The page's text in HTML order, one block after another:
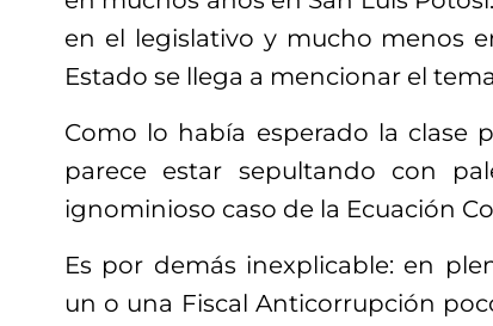
en el legislativo y mucho menos
Estado se llega a mencionar el
Como lo había esperado la clase
parece estar sepultando con
ignominioso caso de la Ecuación
Es por demás inexplicable: en
un o una Fiscal Anticorrupción